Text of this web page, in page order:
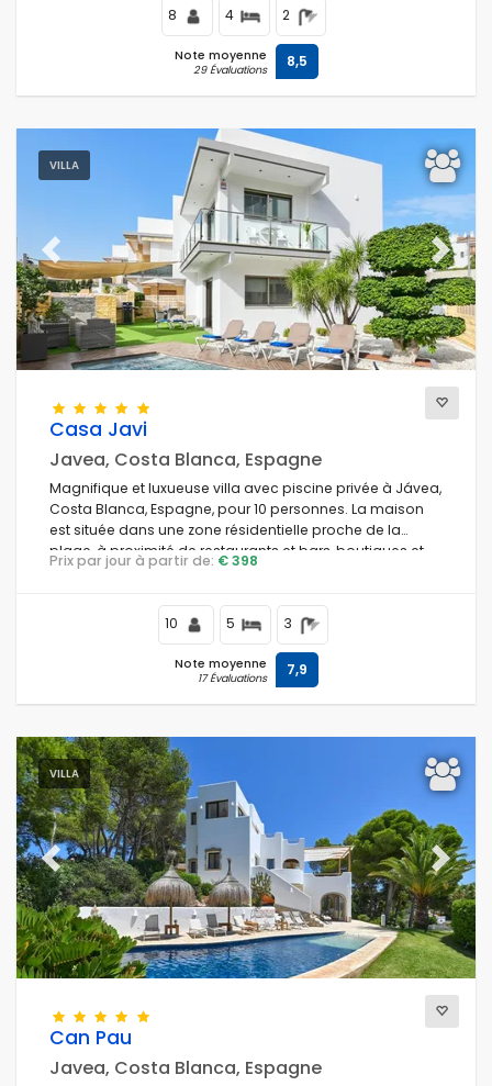
8 4 2
Note moyenne
29 Évaluations 8,5
VILLA
Previous Next
Casa Javi
Javea, Costa Blanca, Espagne
Magnifique et luxueuse villa avec piscine privée à Jávea,
Costa Blanca, Espagne, pour 10 personnes. La maison
est située dans une zone résidentielle proche de la
plage, à proximité de restaurants et bars, boutiques et
supermarchés, à 100 mètres de la plage El Arenal à
Prix par jour à partir de: € 398
10 5 3
Note moyenne
17 Évaluations 7,9
VILLA
Previous Next
Can Pau
Javea, Costa Blanca, Espagne